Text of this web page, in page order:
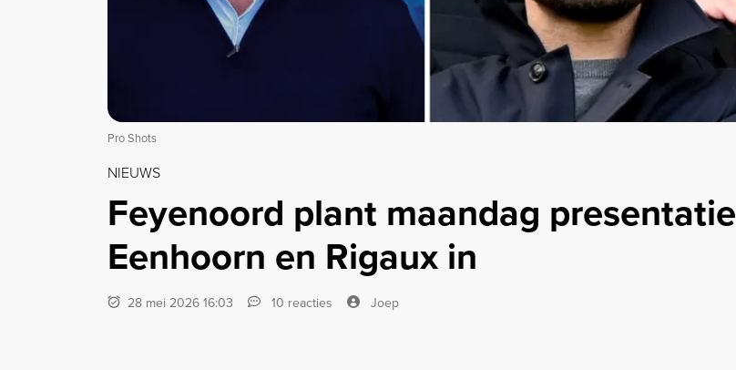
Pro Shots
NIEUWS
Feyenoord plant maandag presentatie
Eenhoorn en Rigaux in
28 mei 2026 16:03 10 reacties Joep